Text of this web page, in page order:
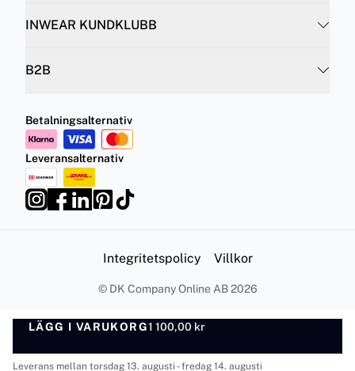
LÄGG I VARUKORG1 100,00 kr
LÄGG I VARUKORG
Leverans mellan torsdag 13. augusti - fredag 14. augusti
INWEAR KUNDKLUBB
B2B
Betalningsalternativ
Leveransalternativ
Integritetspolicy Villkor
© DK Company Online AB 2026